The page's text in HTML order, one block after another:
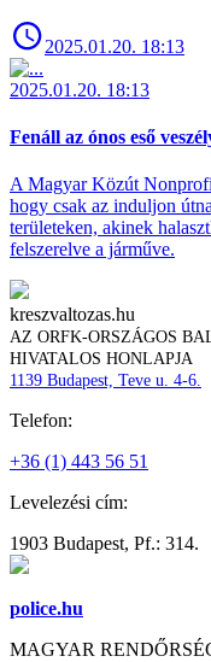
2025.01.20. 18:13
2025.01.20. 18:13
Fenáll az ónos eső
A Magyar Közút
hogy csak az induljon
területeken, akinek
felszerelve a járműve.
kreszvaltozas.hu
AZ ORFK-ORSZÁGOS
HIVATALOS HONLAPJA
1139 Budapest, Teve u. 4-6.
Telefon:
+36 (1) 443 56 51
Levelezési cím:
1903 Budapest, Pf.: 314.
police.hu
MAGYAR